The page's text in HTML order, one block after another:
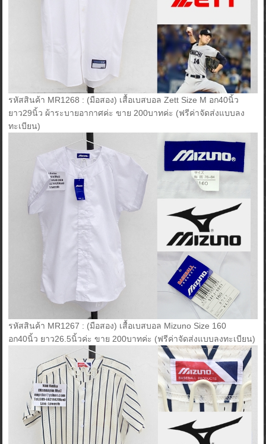
รหัสสินค้า MR1268 : (มือสอง) เสื้อเบสบอล Zett Size M อก40นิ้ว
ยาว29นิ้ว ผ้าระบายอากาศค่ะ ขาย 200บาทค่ะ (ฟรีค่าจัดส่งแบบลง
ทะเบียน)
รหัสสินค้า MR1267 : (มือสอง) เสื้อเบสบอล Mizuno Size 160
อก40นิ้ว ยาว26.5นิ้วค่ะ ขาย 200บาทค่ะ (ฟรีค่าจัดส่งแบบลงทะเบียน)